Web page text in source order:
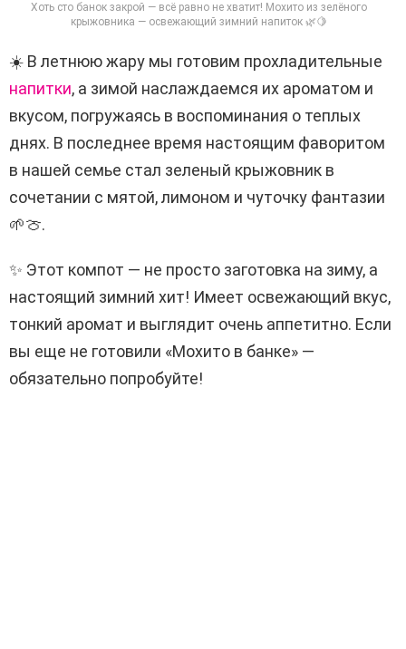
Хоть сто банок закрой — всё равно не хватит! Мохито из зелёного
крыжовника — освежающий зимний напиток 🌿🍋
☀️ В летнюю жару мы готовим прохладительные
напитки, а зимой наслаждаемся их ароматом и
вкусом, погружаясь в воспоминания о теплых
днях. В последнее время настоящим фаворитом
в нашей семье стал зеленый крыжовник в
сочетании с мятой, лимоном и чуточку фантазии
🌱🍈.
✨ Этот компот — не просто заготовка на зиму, а
настоящий зимний хит! Имеет освежающий вкус,
тонкий аромат и выглядит очень аппетитно. Если
вы еще не готовили «Мохито в банке» —
обязательно попробуйте!